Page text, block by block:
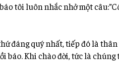
tôi luôn nhắc nhở một
đáng quý nhất, tiếp đó là
báo. Khi chào đời, tức là